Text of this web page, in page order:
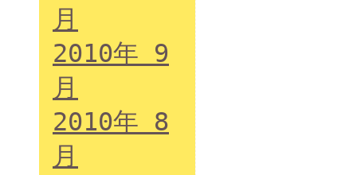
月
2010年 9
月
2010年 8
月